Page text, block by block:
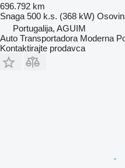
696.792 km
Snaga 500 k.s. (368 kW)
Portugalija, AGUIM
Auto Transportadora Moderna
Kontaktirajte prodavca